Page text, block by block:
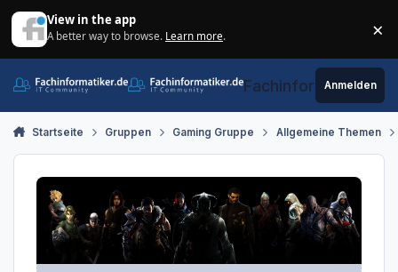
View in the app
A better way to browse. Learn more. ×
Fachinformatiker.de
Anmelden
Startseite Gruppen Gaming Gruppe Allgemeine Themen